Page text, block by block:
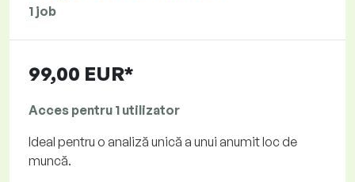
1 job
99,00 EUR*
Acces pentru 1 utilizator
Ideal pentru o analiză unică a unui anumit loc de
muncă.